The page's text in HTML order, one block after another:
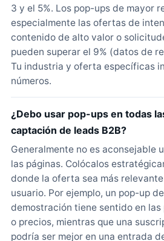
3 y el 5%. Los pop-ups de mayor
especialmente las ofertas de
contenido de alto valor o
pueden superar el 9% (datos de
Tu industria y oferta específicas
números.
¿Debo usar pop-ups en todas
captación de leads B2B?
Generalmente no es aconsejable
las páginas. Colócalos
donde la oferta sea más
usuario. Por ejemplo, un pop-up
demostración tiene sentido en
o precios, mientras que una
podría ser mejor en una entrada